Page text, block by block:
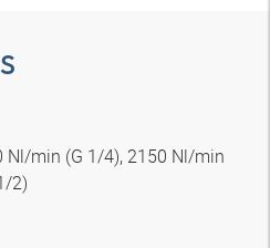
Nl/min (G 1/4), 2150 Nl/min
2)